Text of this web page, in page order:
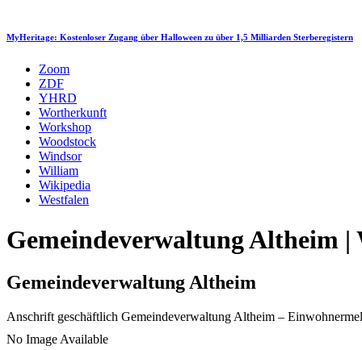
MyHeritage: Kostenloser Zugang über Halloween zu über 1,5 Milliarden Sterberegistern
Zoom
ZDF
YHRD
Wortherkunft
Workshop
Woodstock
Windsor
William
Wikipedia
Westfalen
Gemeindeverwaltung Altheim |
Gemeindeverwaltung Altheim
Anschrift geschäftlich Gemeindeverwaltung Altheim –
No Image Available